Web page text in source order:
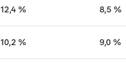
12,4 % 8,5 %
10,2 % 9,0 %